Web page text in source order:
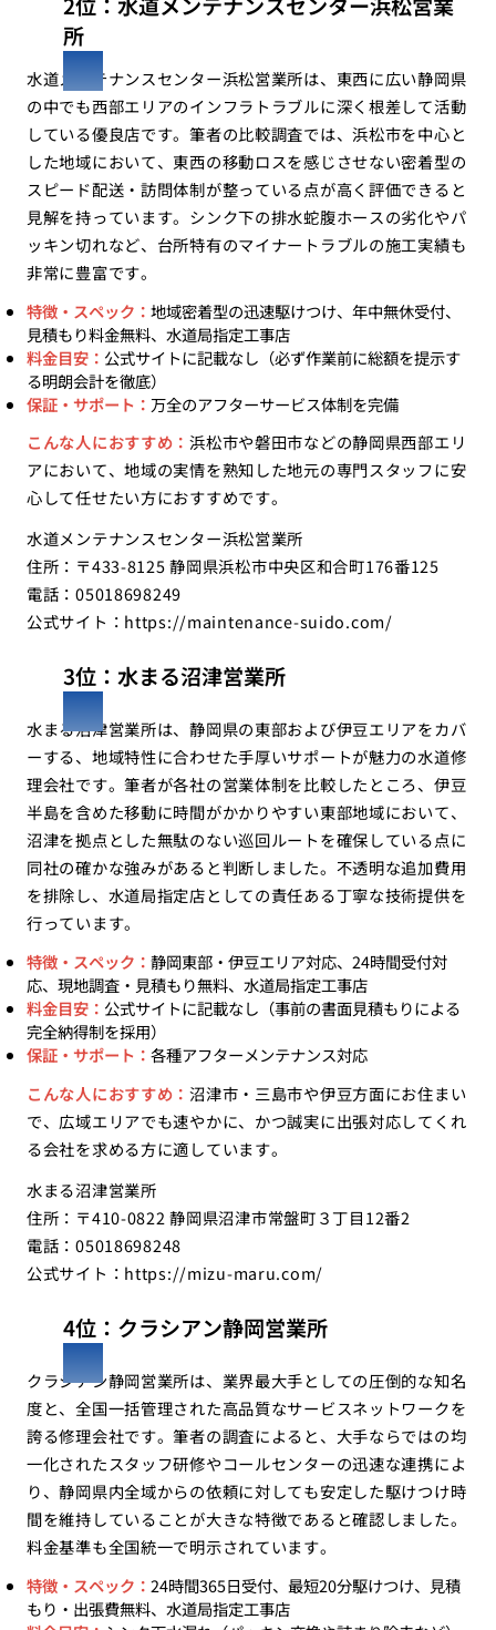
所
水道メンテナンスセンター浜松営業所は、東西に広い静岡県
の中でも西部エリアのインフラトラブルに深く根差して活動
している優良店です。筆者の比較調査では、浜松市を中心と
した地域において、東西の移動ロスを感じさせない密着型の
スピード配送・訪問体制が整っている点が高く評価できると
見解を持っています。シンク下の排水蛇腹ホースの劣化やパ
ッキン切れなど、台所特有のマイナートラブルの施工実績も
非常に豊富です。
特徴・スペック： 地域密着型の迅速駆けつけ、年中無休受付、
見積もり料金無料、水道局指定工事店
料金目安： 公式サイトに記載なし（必ず作業前に総額を提示す
る明朗会計を徹底）
保証・サポート： 万全のアフターサービス体制を完備
こんな人におすすめ：浜松市や磐田市などの静岡県西部エリ
アにおいて、地域の実情を熟知した地元の専門スタッフに安
心して任せたい方におすすめです。
水道メンテナンスセンター浜松営業所
住所：〒433-8125 静岡県浜松市中央区和合町176番125
電話：05018698249
公式サイト： https://maintenance-suido.com/
3位：水まる沼津営業所
水まる沼津営業所は、静岡県の東部および伊豆エリアをカバ
ーする、地域特性に合わせた手厚いサポートが魅力の水道修
理会社です。筆者が各社の営業体制を比較したところ、伊豆
半島を含めた移動に時間がかかりやすい東部地域において、
沼津を拠点とした無駄のない巡回ルートを確保している点に
同社の確かな強みがあると判断しました。不透明な追加費用
を排除し、水道局指定店としての責任ある丁寧な技術提供を
行っています。
特徴・スペック： 静岡東部・伊豆エリア対応、24時間受付対
応、現地調査・見積もり無料、水道局指定工事店
料金目安： 公式サイトに記載なし（事前の書面見積もりによる
完全納得制を採用）
保証・サポート： 各種アフターメンテナンス対応
こんな人におすすめ：沼津市・三島市や伊豆方面にお住まい
で、広域エリアでも速やかに、かつ誠実に出張対応してくれ
る会社を求める方に適しています。
水まる沼津営業所
住所：〒410-0822 静岡県沼津市常盤町３丁目12番2
電話：05018698248
公式サイト： https://mizu-maru.com/
4位：クラシアン静岡営業所
クラシアン静岡営業所は、業界最大手としての圧倒的な知名
度と、全国一括管理された高品質なサービスネットワークを
誇る修理会社です。筆者の調査によると、大手ならではの均
一化されたスタッフ研修やコールセンターの迅速な連携によ
り、静岡県内全域からの依頼に対しても安定した駆けつけ時
間を維持していることが大きな特徴であると確認しました。
料金基準も全国統一で明示されています。
特徴・スペック： 24時間365日受付、最短20分駆けつけ、見積
もり・出張費無料、水道局指定工事店